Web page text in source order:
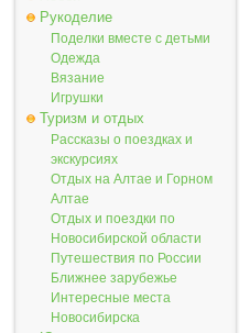
Рукоделие
Поделки вместе с детьми
Одежда
Вязание
Игрушки
Туризм и отдых
Рассказы о поездках и
экскурсиях
Отдых на Алтае и Горном
Алтае
Отдых и поездки по
Новосибирской области
Путешествия по России
Ближнее зарубежье
Интересные места
Новосибирска